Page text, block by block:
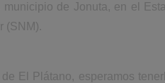
de Jonuta, en el
(SNM).
El Plátano, esperamos